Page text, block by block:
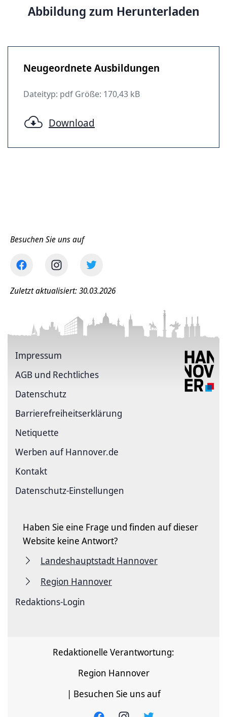
Abbildung zum Herunterladen
Neugeordnete Ausbildungen
Dateityp: pdf Größe: 170,43 kB
Download
Besuchen Sie uns auf
Zuletzt aktualisiert: 30.03.2026
Impressum
AGB und Rechtliches
Datenschutz
Barriere­freiheits­erklärung
Netiquette
Werben auf Hannover.de
Kontakt
Datenschutz-Einstellungen
Haben Sie eine Frage und finden auf dieser
Website keine Antwort?
Landeshauptstadt Hannover
Region Hannover
Redaktions-Login
Redaktionelle Verantwortung:
Region Hannover
| Besuchen Sie uns auf